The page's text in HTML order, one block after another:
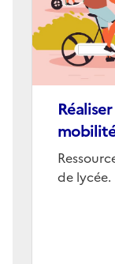
Corps
de lycée.